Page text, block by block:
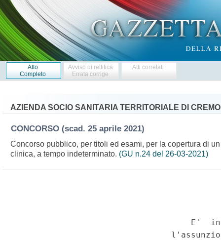
Atto
Completo
Avviso di rettifica
Errata corrige
Atti correlati
AZIENDA SOCIO SANITARIA TERRITORIALE DI
CONCORSO (scad. 25 aprile 2021)
Concorso pubblico, per titoli ed esami, per la copertura di
clinica, a tempo indeterminato. (GU n.24 del 26-03-2021)